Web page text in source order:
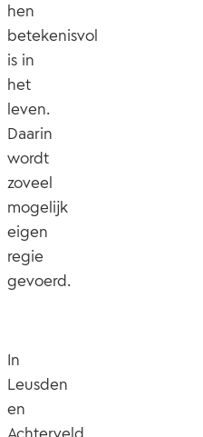
hen
betekenisvol
is in
het
leven.
Daarin
wordt
zoveel
mogelijk
eigen
regie
gevoerd.
In
Leusden
en